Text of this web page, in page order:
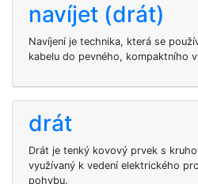
navíjet (drát)
Navíjení je technika, která se
kabelu do pevného, kompaktního
drát
Drát je tenký kovový prvek s
využívaný k vedení elektrického
pohybu.